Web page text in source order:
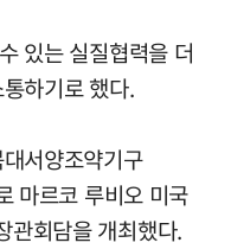
있는 실질협력을 더
하기로 했다.
서양조약기구
마르코 루비오 미국
관회담을 개최했다.